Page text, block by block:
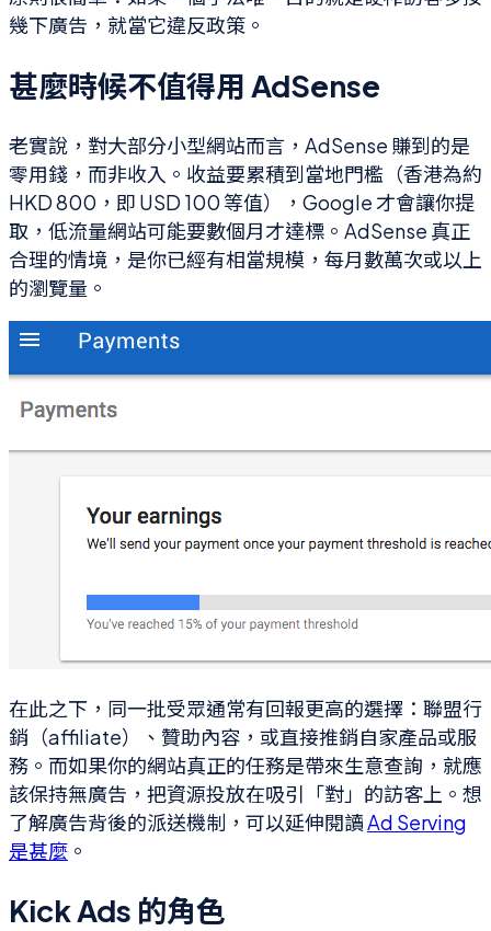
幾下廣告，就當它違反政策。
甚麼時候不值得用 AdSense
老實說，對大部分小型網站而言，AdSense 賺到的是
零用錢，而非收入。收益要累積到當地門檻（香港為約
HKD 800，即 USD 100 等值），Google 才會讓你提
取，低流量網站可能要數個月才達標。AdSense 真正
合理的情境，是你已經有相當規模，每月數萬次或以上
的瀏覽量。
在此之下，同一批受眾通常有回報更高的選擇：聯盟行
銷（affiliate）、贊助內容，或直接推銷自家產品或服
務。而如果你的網站真正的任務是帶來生意查詢，就應
該保持無廣告，把資源投放在吸引「對」的訪客上。想
了解廣告背後的派送機制，可以延伸閱讀Ad Serving
是甚麼 。
Kick Ads 的角色